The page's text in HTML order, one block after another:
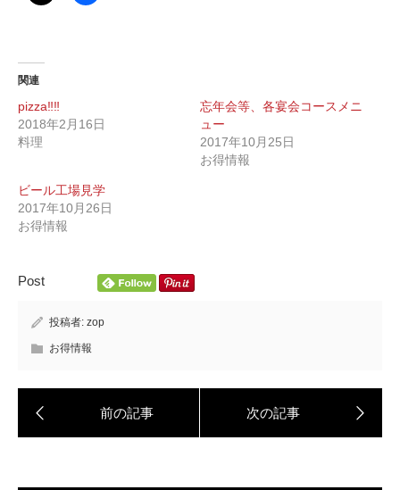
関連
pizza‼︎‼︎
2018年2月16日
料理
忘年会等、各宴会コースメニ
ュー
2017年10月25日
お得情報
ビール工場見学
2017年10月26日
お得情報
Post
投稿者: zop
お得情報